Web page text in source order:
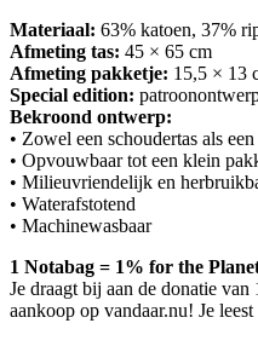
Materiaal: 63% katoen, 37%
Afmeting tas: 45 × 65 cm
Afmeting pakketje: 15,5 × 13
Special edition:
Bekroond ontwerp:
• Zowel een schoudertas als
• Opvouwbaar tot een klein
• Milieuvriendelijk en
• Waterafstotend
• Machinewasbaar
1 Notabag = 1% for the
Je draagt bij aan de donatie
aankoop op vandaar.nu! Je